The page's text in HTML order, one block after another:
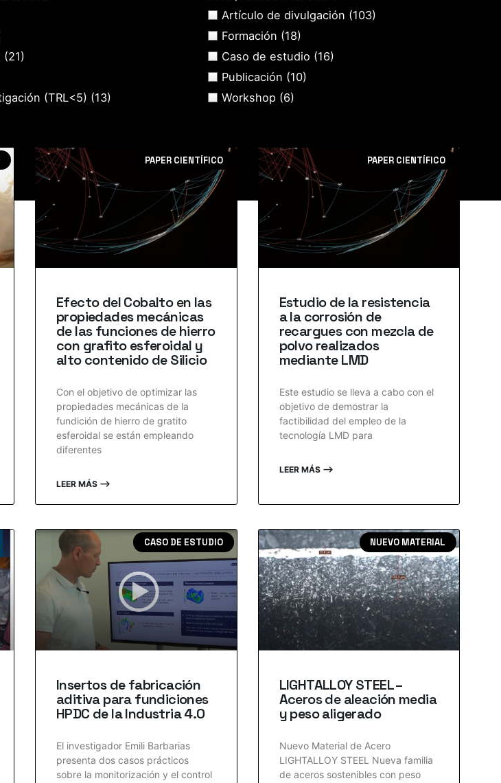
(21)
(TRL<5) (13)
Artículo de divulgación (103)
Formación (18)
Caso de estudio (16)
Publicación (10)
Workshop (6)
PAPER CIENTÍFICO
Efecto del Cobalto en las
propiedades mecánicas
de las funciones de hierro
con grafito esferoidal y
alto contenido de Silicio
Con el objetivo de optimizar las
propiedades mecánicas de la
fundición de hierro de gratito
esferoidal se están empleando
diferentes
LEER MÁS ⟶
PAPER CIENTÍFICO
Estudio de la resistencia
a la corrosión de
recargues con mezcla de
polvo realizados
mediante LMD
Este estudio se lleva a cabo con el
objetivo de demostrar la
factibilidad del empleo de la
tecnología LMD para
LEER MÁS ⟶
CASO DE ESTUDIO
Insertos de fabricación
aditiva para fundiciones
HPDC de la Industria 4.0
El investigador Emili Barbarias
presenta dos casos prácticos
sobre la monitorización y el control
NUEVO MATERIAL
LIGHTALLOY STEEL –
Aceros de aleación media
y peso aligerado
Nuevo Material de Acero
LIGHTALLOY STEEL Nueva familia
de aceros sostenibles con peso